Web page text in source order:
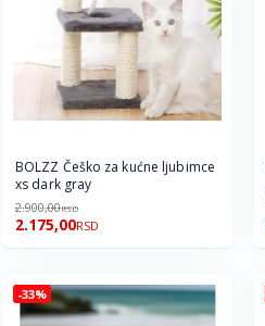
BOLZZ Češko za kućne ljubimce
xs dark gray
2.900,00RSD
2.175,00RSD
-33%